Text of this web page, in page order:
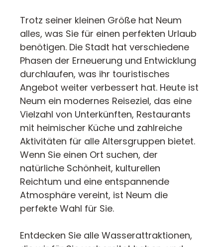
Trotz seiner kleinen Größe hat Neum
alles, was Sie für einen perfekten Urlaub
benötigen. Die Stadt hat verschiedene
Phasen der Erneuerung und Entwicklung
durchlaufen, was ihr touristisches
Angebot weiter verbessert hat. Heute ist
Neum ein modernes Reiseziel, das eine
Vielzahl von Unterkünften, Restaurants
mit heimischer Küche und zahlreiche
Aktivitäten für alle Altersgruppen bietet.
Wenn Sie einen Ort suchen, der
natürliche Schönheit, kulturellen
Reichtum und eine entspannende
Atmosphäre vereint, ist Neum die
perfekte Wahl für Sie.
Entdecken Sie alle Wasserattraktionen,